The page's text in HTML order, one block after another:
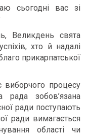
сьогодні вас зі
Великдень свята
хто й надалі
прикарпатської
виборчого процесу
рада зобов’язана
ради поступають
ради вимагається
області чи